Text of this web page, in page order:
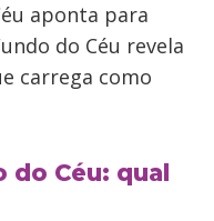
aponta para
do Céu revela
carrega como
do Céu: qual